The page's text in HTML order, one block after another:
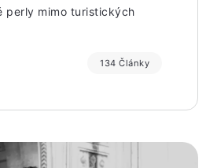
perly mimo turistických
134 Články